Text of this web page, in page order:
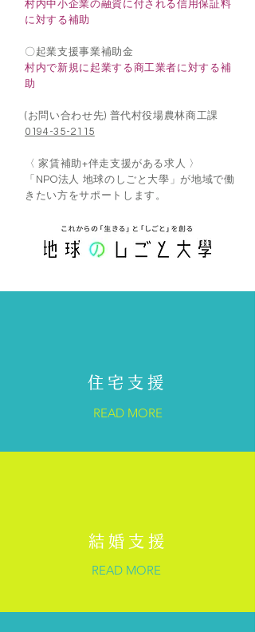
村内中小企業の融資に付される信用保証料
に対する補助
〇起業支援事業補助金
村内で新規に起業する商工業者に対する補
助
(お問い合わせ先) 普代村役場農林商工課
0194-35-2115
〈 家賃補助+伴走支援がある求人 〉
「NPO法人 地球のしごと大學」が地域で働
きたい方をサポートします。
住宅支援
READ MORE
結婚支援
READ MORE